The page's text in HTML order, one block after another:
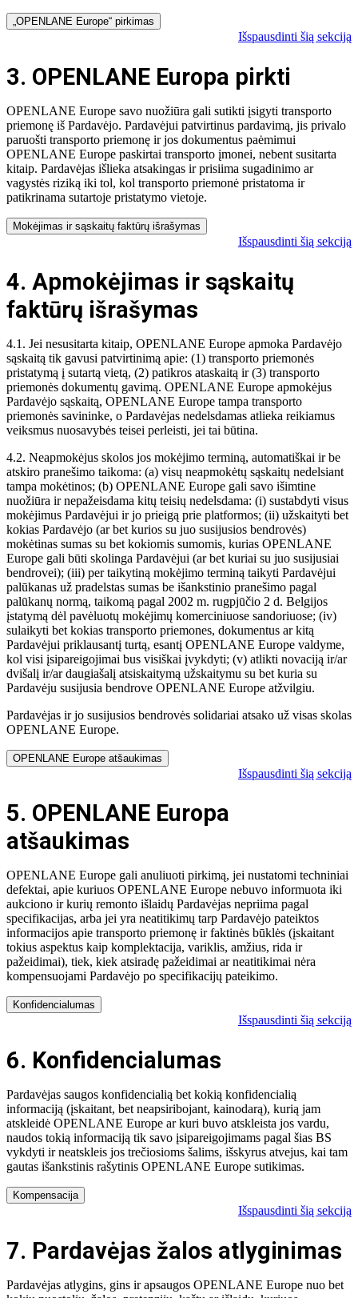
„OPENLANE Europe“ pirkimas
Išspausdinti šią sekciją
3. OPENLANE Europa pirkti
OPENLANE Europe savo nuožiūra gali sutikti įsigyti transporto
priemonę iš Pardavėjo. Pardavėjui patvirtinus pardavimą, jis privalo
paruošti transporto priemonę ir jos dokumentus paėmimui
OPENLANE Europe paskirtai transporto įmonei, nebent susitarta
kitaip. Pardavėjas išlieka atsakingas ir prisiima sugadinimo ar
vagystės riziką iki tol, kol transporto priemonė pristatoma ir
patikrinama sutartoje pristatymo vietoje.
Mokėjimas ir sąskaitų faktūrų išrašymas
Išspausdinti šią sekciją
4. Apmokėjimas ir sąskaitų
faktūrų išrašymas
4.1. Jei nesusitarta kitaip, OPENLANE Europe apmoka Pardavėjo
sąskaitą tik gavusi patvirtinimą apie: (1) transporto priemonės
pristatymą į sutartą vietą, (2) patikros ataskaitą ir (3) transporto
priemonės dokumentų gavimą. OPENLANE Europe apmokėjus
Pardavėjo sąskaitą, OPENLANE Europe tampa transporto
priemonės savininke, o Pardavėjas nedelsdamas atlieka reikiamus
veiksmus nuosavybės teisei perleisti, jei tai būtina.
4.2. Neapmokėjus skolos jos mokėjimo terminą, automatiškai ir be
atskiro pranešimo taikoma: (a) visų neapmokėtų sąskaitų nedelsiant
tampa mokėtinos; (b) OPENLANE Europe gali savo išimtine
nuožiūra ir nepažeisdama kitų teisių nedelsdama: (i) sustabdyti visus
mokėjimus Pardavėjui ir jo prieigą prie platformos; (ii) užskaityti bet
kokias Pardavėjo (ar bet kurios su juo susijusios bendrovės)
mokėtinas sumas su bet kokiomis sumomis, kurias OPENLANE
Europe gali būti skolinga Pardavėjui (ar bet kuriai su juo susijusiai
bendrovei); (iii) per taikytiną mokėjimo terminą taikyti Pardavėjui
palūkanas už pradelstas sumas be išankstinio pranešimo pagal
palūkanų normą, taikomą pagal 2002 m. rugpjūčio 2 d. Belgijos
įstatymą dėl pavėluotų mokėjimų komerciniuose sandoriuose; (iv)
sulaikyti bet kokias transporto priemones, dokumentus ar kitą
Pardavėjui priklausantį turtą, esantį OPENLANE Europe valdyme,
kol visi įsipareigojimai bus visiškai įvykdyti; (v) atlikti novaciją ir/ar
dvišalį ir/ar daugiašalį atsiskaitymą užskaitymu su bet kuria su
Pardavėju susijusia bendrove OPENLANE Europe atžvilgiu.
Pardavėjas ir jo susijusios bendrovės solidariai atsako už visas skolas
OPENLANE Europe.
OPENLANE Europe atšaukimas
Išspausdinti šią sekciją
5. OPENLANE Europa
atšaukimas
OPENLANE Europe gali anuliuoti pirkimą, jei nustatomi techniniai
defektai, apie kuriuos OPENLANE Europe nebuvo informuota iki
aukciono ir kurių remonto išlaidų Pardavėjas nepriima pagal
specifikacijas, arba jei yra neatitikimų tarp Pardavėjo pateiktos
informacijos apie transporto priemonę ir faktinės būklės (įskaitant
tokius aspektus kaip komplektacija, variklis, amžius, rida ir
pažeidimai), tiek, kiek atsiradę pažeidimai ar neatitikimai nėra
kompensuojami Pardavėjo po specifikacijų pateikimo.
Konfidencialumas
Išspausdinti šią sekciją
6. Konfidencialumas
Pardavėjas saugos konfidencialią bet kokią konfidencialią
informaciją (įskaitant, bet neapsiribojant, kainodarą), kurią jam
atskleidė OPENLANE Europe ar kuri buvo atskleista jos vardu,
naudos tokią informaciją tik savo įsipareigojimams pagal šias BS
vykdyti ir neatskleis jos trečiosioms šalims, išskyrus atvejus, kai tam
gautas išankstinis rašytinis OPENLANE Europe sutikimas.
Kompensacija
Išspausdinti šią sekciją
7. Pardavėjas žalos atlyginimas
Pardavėjas atlygins, gins ir apsaugos OPENLANE Europe nuo bet